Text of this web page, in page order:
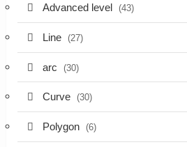
Advanced level (43)
Line (27)
arc (30)
Curve (30)
Polygon (6)